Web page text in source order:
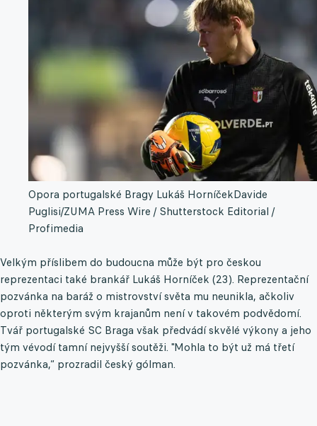
Opora portugalské Bragy Lukáš HorníčekDavide
Puglisi/ZUMA Press Wire / Shutterstock Editorial /
Profimedia
Velkým příslibem do budoucna může být pro českou
reprezentaci také brankář Lukáš Horníček (23). Reprezentační
pozvánka na baráž o mistrovství světa mu neunikla, ačkoliv
oproti některým svým krajanům není v takovém podvědomí.
Tvář portugalské SC Braga však předvádí skvělé výkony a jeho
tým vévodí tamní nejvyšší soutěži. "Mohla to být už má třetí
pozvánka,“ prozradil český gólman.